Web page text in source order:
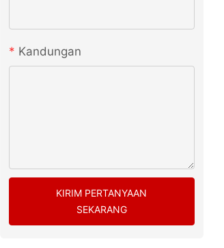
Kandungan
KIRIM PERTANYAAN
SEKARANG